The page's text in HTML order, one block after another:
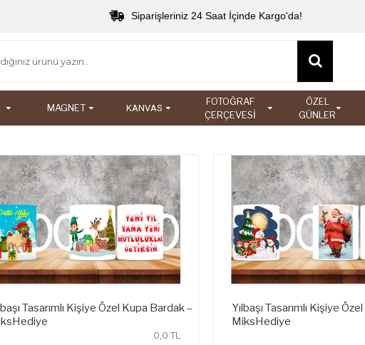
Siparişleriniz 24 Saat İçinde Kargo'da!
MAGNET KANVAS
FOTOĞRAF
ÇERÇEVESİ
ÖZEL
GÜNLER
Tasarımlı Kişiye Özel Kupa Bardak –
0,0 TL
Yılbaşı Tasarımlı Kişiye
MiksHediye